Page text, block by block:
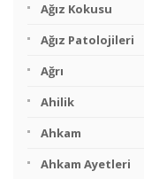
Ağız Kokusu
Ağız Patolojileri
Ağrı
Ahilik
Ahkam
Ahkam Ayetleri